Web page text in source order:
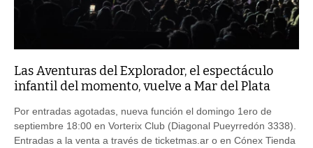
Las Aventuras del Explorador, el espectáculo
infantil del momento, vuelve a Mar del Plata
Por entradas agotadas, nueva función el domingo 1ero de
septiembre 18:00 en Vorterix Club (Diagonal Pueyrredón 3338).
Entradas a la venta a través de ticketmas.ar o en Cónex Tienda